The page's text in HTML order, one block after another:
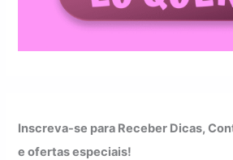
Inscreva-se para Receber Dicas,
e ofertas especiais!